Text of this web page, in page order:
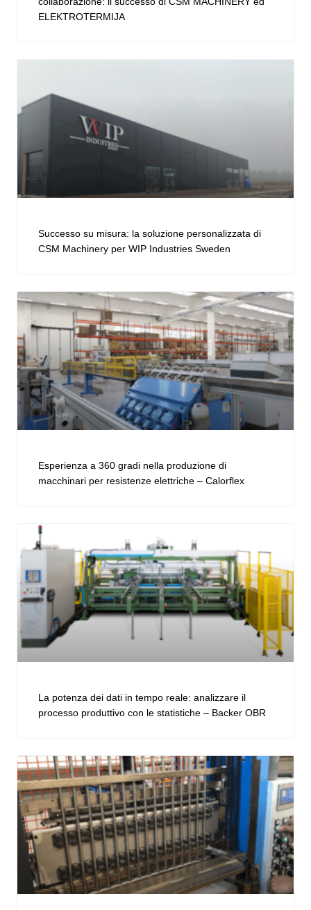
ELEKTROTERMIJA
Successo su misura: la soluzione personalizzata di
CSM Machinery per WIP Industries Sweden
Esperienza a 360 gradi nella produzione di
macchinari per resistenze elettriche – Calorflex
La potenza dei dati in tempo reale: analizzare il
processo produttivo con le statistiche – Backer OBR